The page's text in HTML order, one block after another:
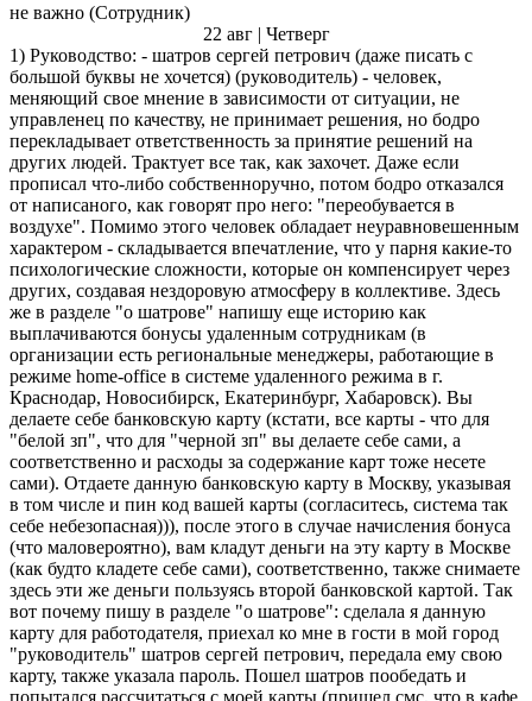
не важно (Сотрудник)
22 авг | Четверг
1) Руководство: - шатров сергей петрович (даже писать с
большой буквы не хочется) (руководитель) - человек,
меняющий свое мнение в зависимости от ситуации, не
управленец по качеству, не принимает решения, но бодро
перекладывает ответственность за принятие решений на
других людей. Трактует все так, как захочет. Даже если
прописал что-либо собственноручно, потом бодро отказался
от написаного, как говорят про него: "переобувается в
воздухе". Помимо этого человек обладает неуравновешенным
характером - складывается впечатление, что у парня какие-то
психологические сложности, которые он компенсирует через
других, создавая нездоровую атмосферу в коллективе. Здесь
же в разделе "о шатрове" напишу еще историю как
выплачиваются бонусы удаленным сотрудникам (в
организации есть региональные менеджеры, работающие в
режиме home-office в системе удаленного режима в г.
Краснодар, Новосибирск, Екатеринбург, Хабаровск). Вы
делаете себе банковскую карту (кстати, все карты - что для
"белой зп", что для "черной зп" вы делаете себе сами, а
соответственно и расходы за содержание карт тоже несете
сами). Отдаете данную банковскую карту в Москву, указывая
в том числе и пин код вашей карты (согласитесь, система так
себе небезопасная))), после этого в случае начисления бонуса
(что маловероятно), вам кладут деньги на эту карту в Москве
(как будто кладете себе сами), соответственно, также снимаете
здесь эти же деньги пользуясь второй банковской картой. Так
вот почему пишу в разделе "о шатрове": сделала я данную
карту для работодателя, приехал ко мне в гости в мой город
"руководитель" шатров сергей петрович, передала ему свою
карту, также указала пароль. Пошел шатров пообедать и
попытался рассчитаться с моей карты (пришел смс, что в кафе